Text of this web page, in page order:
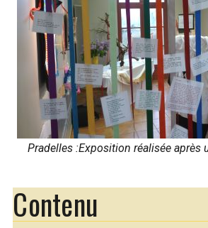
Pradelles :Exposition réalisée après
Contenu